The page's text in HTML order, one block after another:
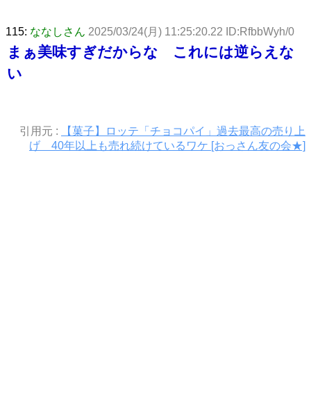
115: ななしさん 2025/03/24(月) 11:25:20.22 ID:RfbbWyh/0
まぁ美味すぎだからな これには逆らえな
い
引用元 :
【菓子】ロッテ「チョコパイ」過去最高の売り上
げ 40年以上も売れ続けているワケ [おっさん友の会★]